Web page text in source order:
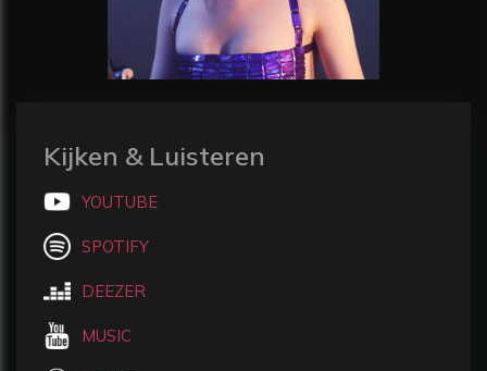
Kijken & Luisteren
YOUTUBE
SPOTIFY
DEEZER
MUSIC